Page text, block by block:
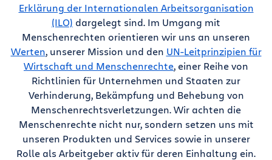
Erklärung der Internationalen Arbeitsorganisation
(ILO) dargelegt sind. Im Umgang mit
Menschenrechten orientieren wir uns an unseren
Werten, unserer Mission und den UN-Leitprinzipien für
Wirtschaft und Menschenrechte, einer Reihe von
Richtlinien für Unternehmen und Staaten zur
Verhinderung, Bekämpfung und Behebung von
Menschenrechtsverletzungen. Wir achten die
Menschenrechte nicht nur, sondern setzen uns mit
unseren Produkten und Services sowie in unserer
Rolle als Arbeitgeber aktiv für deren Einhaltung ein.